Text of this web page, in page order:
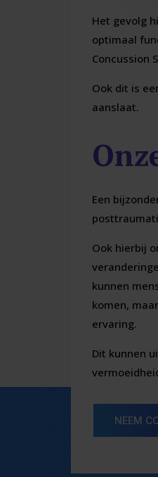
Het gevolg
optimaal
Concussion
Ook dit is
aanslaat.
Een
Ook hierbij
kunnen
komen,
ervaring.
Dit kunnen
NEEM